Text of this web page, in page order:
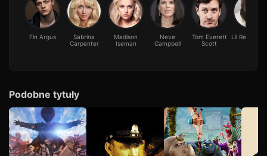
Fin Argus
Sabrina
Carpenter
Madison
Iseman
Neve
Campbell
Tom Everett
Scott
Lil Rel
Podobne tytuły